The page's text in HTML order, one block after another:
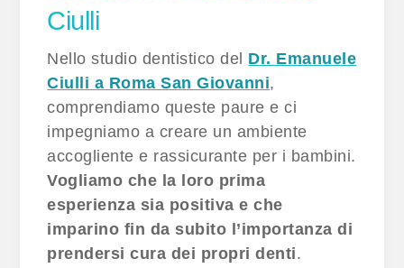
Ciulli
Nellostudio dentistico del Dr. Emanuele
Ciulli a Roma San Giovanni,
comprendiamo queste paure e ci
impegniamo a creare un ambiente
accogliente e rassicurante per i bambini.
Vogliamo che la loro prima
esperienza sia positiva e che
imparino fin da subito l’importanza di
prendersi cura dei propri denti.